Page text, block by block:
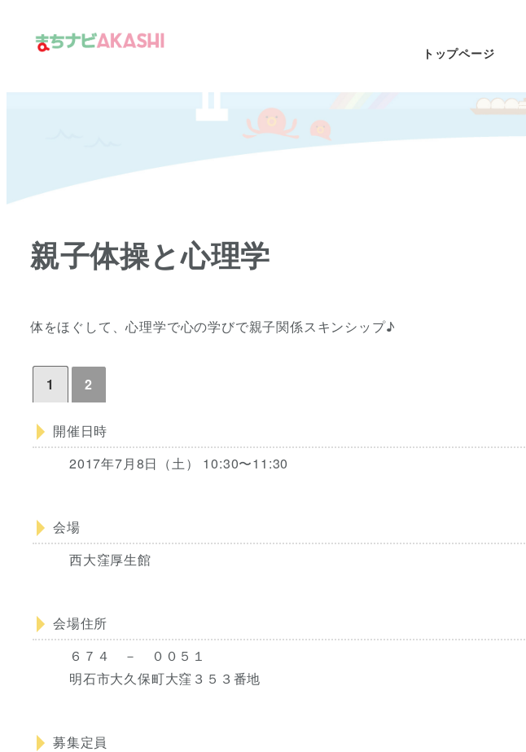
へ
トップページ
親子体操と心理学
体をほぐして、心理学で心の学びで親子関係スキンシップ♪
1 2
開催日時
2017年7月8日（土） 10:30〜11:30
会場
西大窪厚生館
会場住所
６７４ － ００５１
明石市大久保町大窪３５３番地
募集定員